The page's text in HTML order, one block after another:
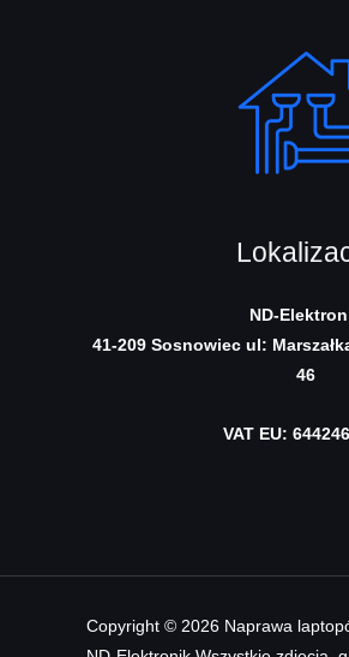
ND-
41-209 Sosnowiecul:
46
VAT EU:
Copyright © 2026 Naprawa